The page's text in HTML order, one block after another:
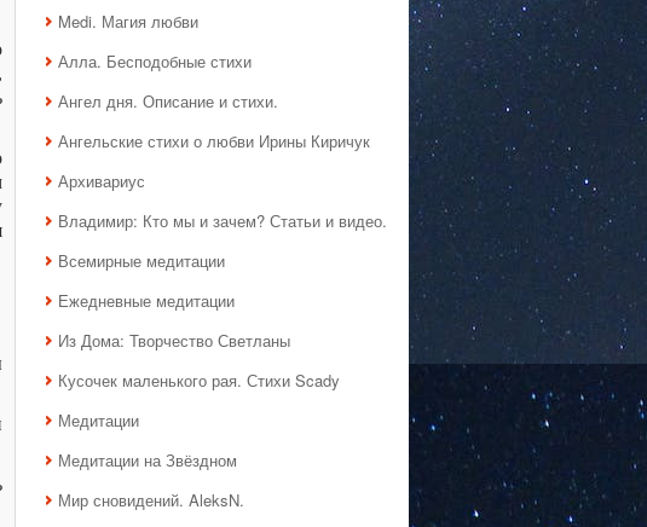
Medi. Магия любви
Алла. Бесподобные стихи
Ангел дня. Описание и стихи.
Ангельские стихи о любви Ирины Киричук
Архивариус
Владимир: Кто мы и зачем? Статьи и видео.
Всемирные медитации
Ежедневные медитации
Из Дома: Творчество Светланы
Кусочек маленького рая. Стихи Scady
Медитации
Медитации на Звёздном
Мир сновидений. AleksN.